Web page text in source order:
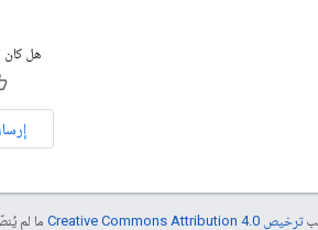
هل كان
ترخيص Creative Commons Attribution 4.0‏ ما لم